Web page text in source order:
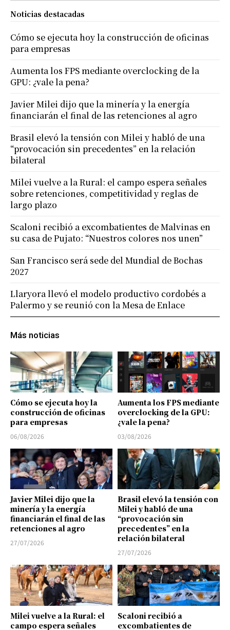
Más noticias
Cómo se ejecuta hoy la
construcción de oficinas
para empresas
06/08/2026
Aumenta los FPS mediante
overclocking de la GPU:
¿vale la pena?
03/08/2026
Javier Milei dijo que la
minería y la energía
financiarán el final de las
retenciones al agro
27/07/2026
Brasil elevó la tensión con
Milei y habló de una
“provocación sin
precedentes” en la
relación bilateral
27/07/2026
Milei vuelve a la Rural: el
campo espera señales
Scaloni recibió a
excombatientes de
Noticias destacadas
Cómo se ejecuta hoy la construcción de oficinas
para empresas
Aumenta los FPS mediante overclocking de la
GPU: ¿vale la pena?
Javier Milei dijo que la minería y la energía
financiarán el final de las retenciones al agro
Brasil elevó la tensión con Milei y habló de una
“provocación sin precedentes” en la relación
bilateral
Milei vuelve a la Rural: el campo espera señales
sobre retenciones, competitividad y reglas de
largo plazo
Scaloni recibió a excombatientes de Malvinas en
su casa de Pujato: “Nuestros colores nos unen”
San Francisco será sede del Mundial de Bochas
2027
Llaryora llevó el modelo productivo cordobés a
Palermo y se reunió con la Mesa de Enlace